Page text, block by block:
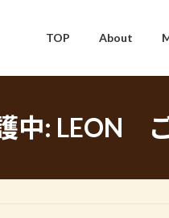
TOP About
中: LEON